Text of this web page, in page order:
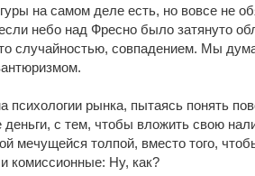
на самом деле есть, но вовсе не
небо над Фресно было затянуто
случайностью, совпадением. Мы
рынка, пытаясь понять
с тем, чтобы вложить свою
мечущейся толпой, вместо того,
комиссионные: Ну, как?